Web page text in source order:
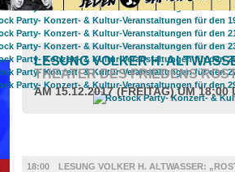
LESUNG VOLKER H.
THEATER DES FRIEDENS
AM 15.12.2017 (FREITAG) UM 18:00
18:00
LESUNG VOLKER H. ALTWASSER: